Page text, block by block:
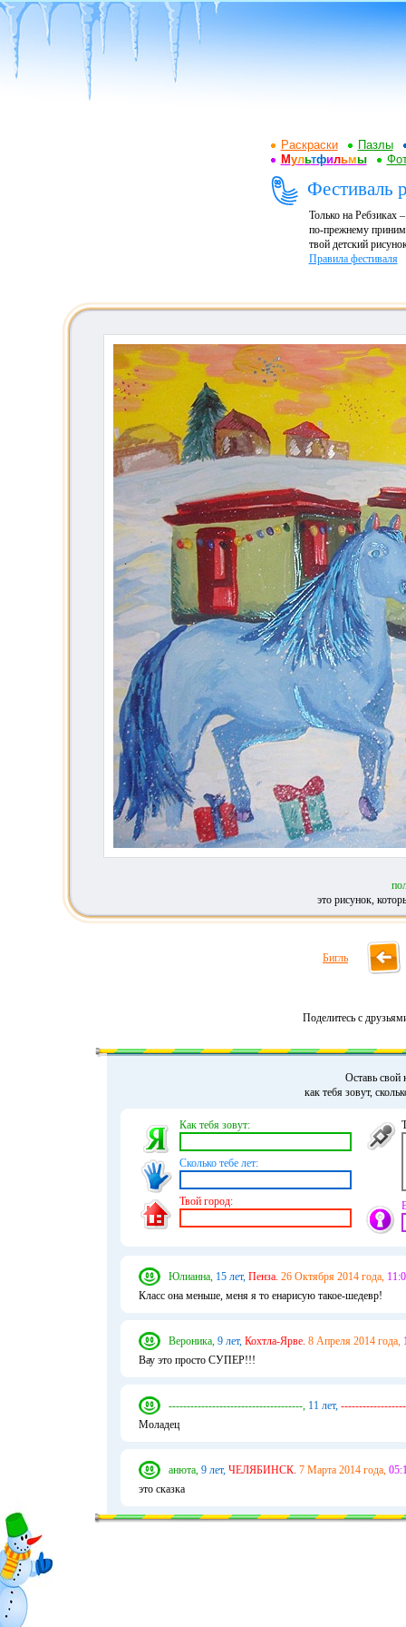
Раскраски
Пазлы
Мультфильмы
Фестиваль
Только на Ребзиках
по-прежнему
твой детский
Правила фестиваля
это рисунок,
Бигль
Поделитесь с
Оставь свой
как тебя зовут,
Как тебя зовут:
Сколько тебе лет:
Твой город:
Юлианна, 15 лет, Пенза. 26 Октября 2014 года,
Класс она меньше, меня я то енарисую такое-шедевр!
Вероника, 9 лет, Кохтла-Ярве. 8 Апреля 2014 года,
Вау это просто СУПЕР!!!
-------------------------------------, 11 лет,
Моладец
анюта, 9 лет, ЧЕЛЯБИНСК. 7 Марта 2014 года,
это сказка